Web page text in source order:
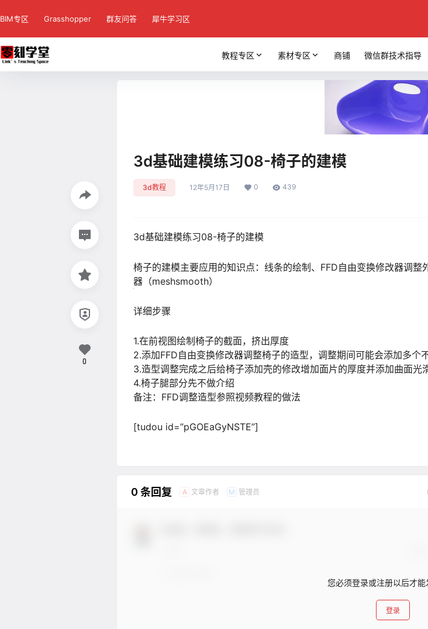
BIM专区 Grasshopper 群友问答 犀牛学习区
教程专区 素材专区 商铺 微信群技术指导
3d基础建模练习08-椅子的建模
3d教程 12年5月17日 0 439
3d基础建模练习08-椅子的建模
椅子的建模主要应用的知识点：线条的绘制、FFD自由变换修改器调
器（meshsmooth）
详细步骤
1.在前视图绘制椅子的截面，挤出厚度
2.添加FFD自由变换修改器调整椅子的造型，调整期间可能会添加多个
3.造型调整完成之后给椅子添加壳的修改增加面片的厚度并添加曲面光
4.椅子腿部分先不做介绍
备注：FFD调整造型参照视频教程的做法
[tudou id=”pGOEaGyNSTE”]
0
0 条回复 A 文章作者 M 管理员
您必须登录或注册以后才能
登录